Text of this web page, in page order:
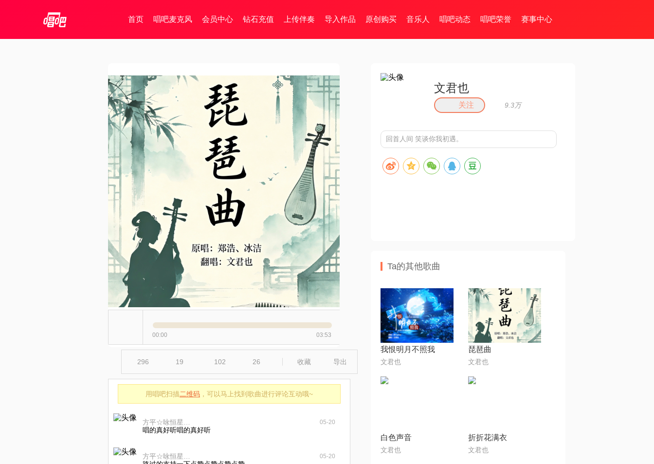
首页 唱吧麦克风 会员中心 钻石充值 上传伴奏 导入作品 原创购买 音乐人 唱吧动态 唱吧荣誉 赛事中心
00:00 03:53
296 19 102 26 收藏 导出
用唱吧扫描二维码 ，可以马上找到歌曲进行评论互动哦~
05-20
唱的真好听唱的真好听
05-20
文君也
关注 9.3万
回首人间 笑谈你我初遇。
Ta的其他歌曲
我恨明月不照我
文君也
琵琶曲
文君也
白色声音
文君也
折折花满衣
文君也